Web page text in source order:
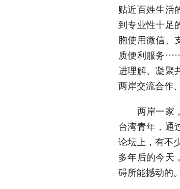
贴近百姓生活
到专业性十足
胞使用微信、
质便利服务
进理解、凝聚
两岸交流合作
两岸一家，
台湾青年，通
论坛上，有不
多年后的今天
碍所能撼动的。